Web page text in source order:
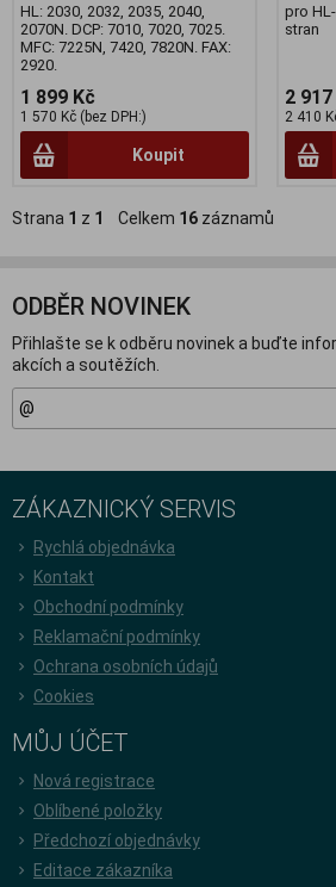
HL: 2030, 2032, 2035, 2040,
2070N. DCP: 7010, 7020, 7025.
MFC: 7225N, 7420, 7820N. FAX:
2920.
1 899 Kč
1 570 Kč (bez DPH:)
Koupit
pro
stran
2
2 410
Strana 1 z 1 Celkem 16 záznamů
ODBĚR NOVINEK
Přihlašte se k odběru novinek a buďte
akcích a soutěžích.
ZÁKAZNICKÝ SERVIS
Rychlá objednávka
Kontakt
Obchodní podmínky
Reklamační podmínky
Ochrana osobních údajů
Cookies
MŮJ ÚČET
Nová registrace
Oblíbené položky
Předchozí objednávky
Editace zákazníka